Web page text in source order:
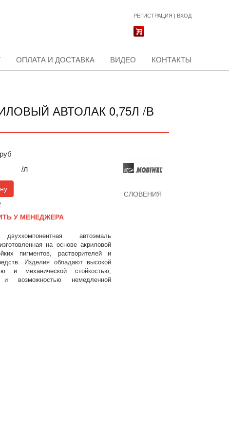
РЕГИСТРАЦИЯ | ВХОД
ОПЛАТА И ДОСТАВКА ВИДЕО КОНТАКТЫ
АВТОЛАК 0,75Л /В
руб
/л
У МЕНЕДЖЕРА
двухкомпонентная автоэмаль
на основе акриловой
пигментов, растворителей и
Изделия обладают высокой
и механической стойкостью,
возможностью немедленной
СЛОВЕНИЯ